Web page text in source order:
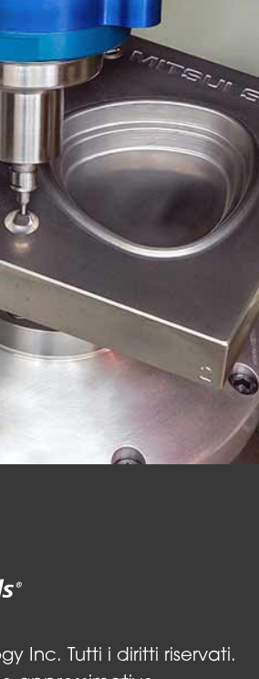
Inc. Tutti i diritti riservati.